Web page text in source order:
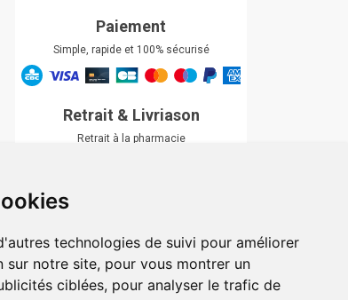
technologies de suivi pour améliorer
notre site, pour vous montrer un
ciblées, pour analyser le trafic de
Paiement
Simple, rapide et 100% sécurisé
Retrait & Livriason
Retrait à la pharmacie